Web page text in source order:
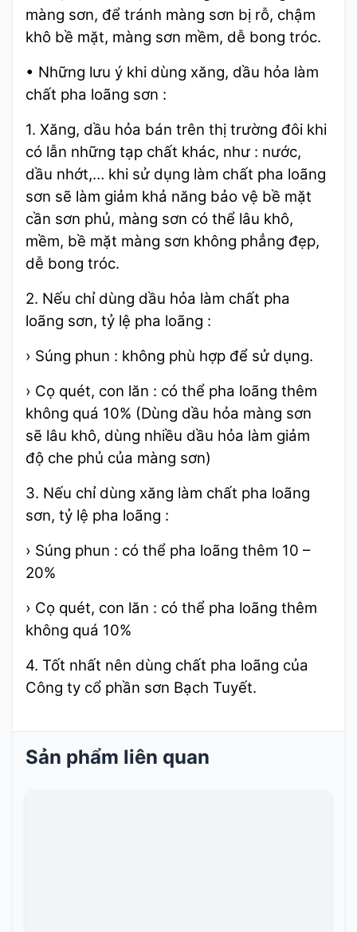
màng sơn, để tránh màng sơn bị rỗ, chậm
khô bề mặt, màng sơn mềm, dễ bong tróc.
• Những lưu ý khi dùng xăng, dầu hỏa làm
chất pha loãng sơn :
1. Xăng, dầu hỏa bán trên thị trường đôi khi
có lẫn những tạp chất khác, như : nước,
dầu nhớt,… khi sử dụng làm chất pha loãng
sơn sẽ làm giảm khả năng bảo vệ bề mặt
cần sơn phủ, màng sơn có thể lâu khô,
mềm, bề mặt màng sơn không phẳng đẹp,
dễ bong tróc.
2. Nếu chỉ dùng dầu hỏa làm chất pha
loãng sơn, tỷ lệ pha loãng :
› Súng phun : không phù hợp để sử dụng.
› Cọ quét, con lăn : có thể pha loãng thêm
không quá 10% (Dùng dầu hỏa màng sơn
sẽ lâu khô, dùng nhiều dầu hỏa làm giảm
độ che phủ của màng sơn)
3. Nếu chỉ dùng xăng làm chất pha loãng
sơn, tỷ lệ pha loãng :
› Súng phun : có thể pha loãng thêm 10 –
20%
› Cọ quét, con lăn : có thể pha loãng thêm
không quá 10%
4. Tốt nhất nên dùng chất pha loãng của
Công ty cổ phần sơn Bạch Tuyết.
Sản phẩm liên quan